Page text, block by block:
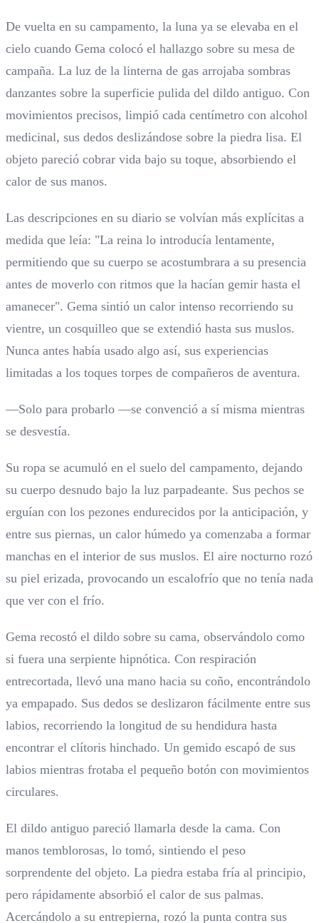
De vuelta en su campamento, la luna ya se elevaba en el
cielo cuando Gema colocó el hallazgo sobre su mesa de
campaña. La luz de la linterna de gas arrojaba sombras
danzantes sobre la superficie pulida del dildo antiguo. Con
movimientos precisos, limpió cada centímetro con alcohol
medicinal, sus dedos deslizándose sobre la piedra lisa. El
objeto pareció cobrar vida bajo su toque, absorbiendo el
calor de sus manos.
Las descripciones en su diario se volvían más explícitas a
medida que leía: "La reina lo introducía lentamente,
permitiendo que su cuerpo se acostumbrara a su presencia
antes de moverlo con ritmos que la hacían gemir hasta el
amanecer". Gema sintió un calor intenso recorriendo su
vientre, un cosquilleo que se extendió hasta sus muslos.
Nunca antes había usado algo así, sus experiencias
limitadas a los toques torpes de compañeros de aventura.
—Solo para probarlo —se convenció a sí misma mientras
se desvestía.
Su ropa se acumuló en el suelo del campamento, dejando
su cuerpo desnudo bajo la luz parpadeante. Sus pechos se
erguían con los pezones endurecidos por la anticipación, y
entre sus piernas, un calor húmedo ya comenzaba a formar
manchas en el interior de sus muslos. El aire nocturno rozó
su piel erizada, provocando un escalofrío que no tenía nada
que ver con el frío.
Gema recostó el dildo sobre su cama, observándolo como
si fuera una serpiente hipnótica. Con respiración
entrecortada, llevó una mano hacia su coño, encontrándolo
ya empapado. Sus dedos se deslizaron fácilmente entre sus
labios, recorriendo la longitud de su hendidura hasta
encontrar el clítoris hinchado. Un gemido escapó de sus
labios mientras frotaba el pequeño botón con movimientos
circulares.
El dildo antiguo pareció llamarla desde la cama. Con
manos temblorosas, lo tomó, sintiendo el peso
sorprendente del objeto. La piedra estaba fría al principio,
pero rápidamente absorbió el calor de sus palmas.
Acercándolo a su entrepierna, rozó la punta contra sus